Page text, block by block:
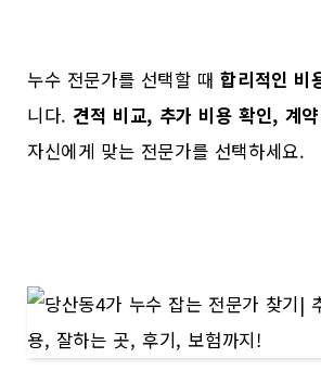
누수 전문가를 선택할 때합리적인 비
니다. 견적 비교, 추가 비용 확인, 계
자신에게 맞는 전문가를 선택하세요.